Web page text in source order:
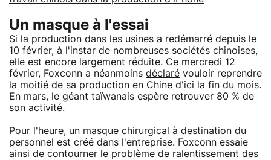
Un masque à l'essai
Si la production dans les usines a redémarré depuis le
10 février, à l'instar de nombreuses sociétés chinoises,
elle est encore largement réduite. Ce mercredi 12
février, Foxconn a néanmoins déclaré vouloir reprendre
la moitié de sa production en Chine d'ici la fin du mois.
En mars, le géant taïwanais espère retrouver 80 % de
son activité.
Pour l'heure, un masque chirurgical à destination du
personnel est créé dans l'entreprise. Foxconn essaie
ainsi de contourner le problème de ralentissement des